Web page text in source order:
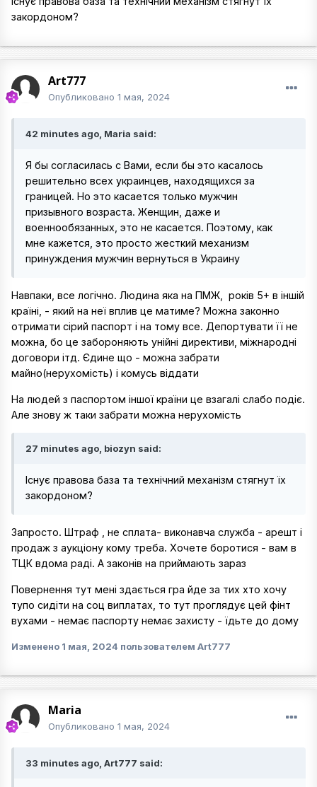
закордоном?
Art777
Опубликовано 1 мая, 2024
42 minutes ago, Maria said:
Я бы согласилась с Вами, если бы это касалось
решительно всех украинцев, находящихся за
границей. Но это касается только мужчин
призывного возраста. Женщин, даже и
военнообязанных, это не касается. Поэтому, как
мне кажется, это просто жесткий механизм
принуждения мужчин вернуться в Украину
Навпаки, все логічно. Людина яка на ПМЖ, років 5+ в іншій
країні, - який на неї вплив це матиме? Можна законно
отримати сірий паспорт і на тому все. Депортувати її не
можна, бо це забороняють унійні директиви, міжнародні
договори ітд. Єдине що - можна забрати
майно(нерухомість) і комусь віддати
На людей з паспортом іншої країни це взагалі слабо подіє.
Але знову ж таки забрати можна нерухомість
27 minutes ago, biozyn said:
Існує правова база та технічний механізм стягнут їх
закордоном?
Запросто. Штраф , не сплата- виконавча служба - арешт і
продаж з аукціону кому треба. Хочете боротися - вам в
ТЦК вдома раді. А законів на приймають зараз
Повернення тут мені здається гра йде за тих хто хочу
тупо сидіти на соц виплатах, то тут проглядує цей фінт
вухами - немає паспорту немає захисту - їдьте до дому
Изменено 1 мая, 2024 пользователем Art777
Maria
Опубликовано 1 мая, 2024
33 minutes ago, Art777 said: